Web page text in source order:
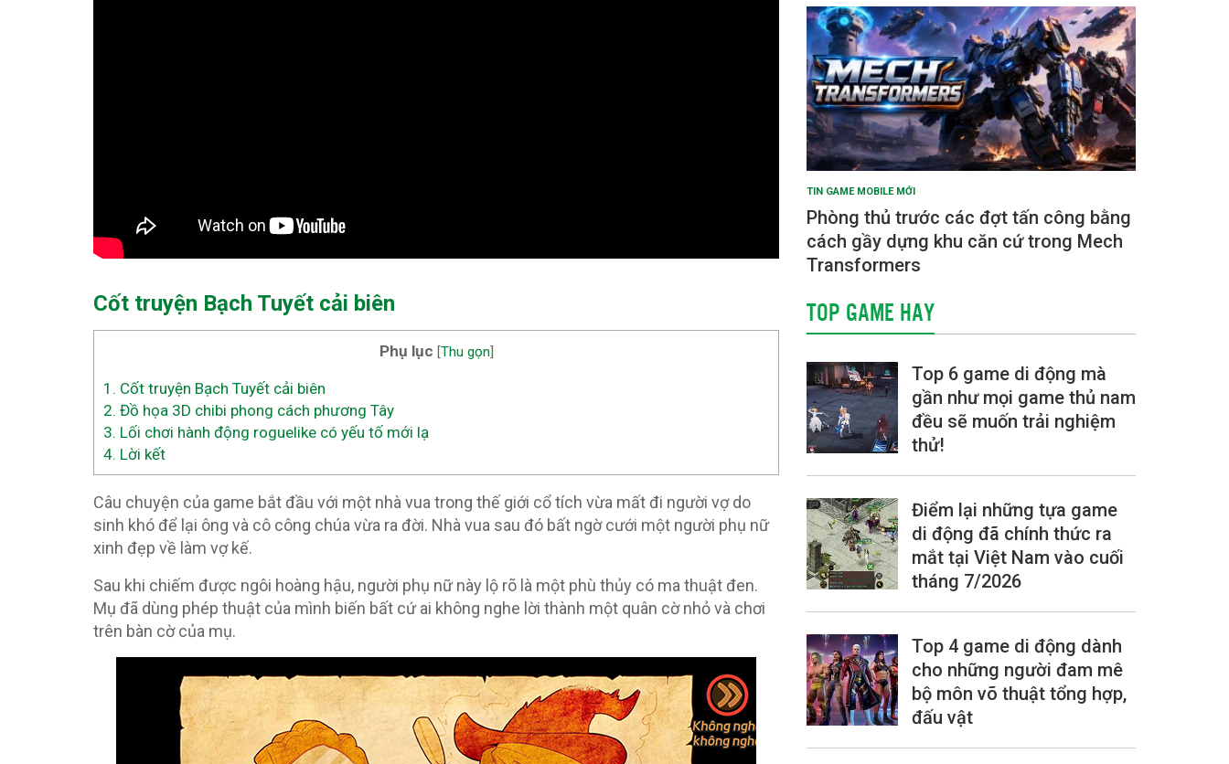
Cốt truyện Bạch Tuyết cải biên
Phụ lục [Thu gọn]
1. Cốt truyện Bạch Tuyết cải biên
2. Đồ họa 3D chibi phong cách phương Tây
3. Lối chơi hành động roguelike có yếu tố mới lạ
4. Lời kết
Câu chuyện của game bắt đầu với một nhà vua trong thế giới cổ tích vừa mất đi người vợ do
sinh khó để lại ông và cô công chúa vừa ra đời. Nhà vua sau đó bất ngờ cưới một người phụ nữ
xinh đẹp về làm vợ kế.
Sau khi chiếm được ngôi hoàng hậu, người phụ nữ này lộ rõ là một phù thủy có ma thuật đen.
Mụ đã dùng phép thuật của mình biến bất cứ ai không nghe lời thành một quân cờ nhỏ và chơi
trên bàn cờ của mụ.
TIN GAME MOBILE MỚI
Phòng thủ trước các đợt tấn công bằng
cách gầy dựng khu căn cứ trong Mech
Transformers
TOP GAME HAY
Top 6 game di động mà
gần như mọi game thủ nam
đều sẽ muốn trải nghiệm
thử!
Điểm lại những tựa game
di động đã chính thức ra
mắt tại Việt Nam vào cuối
tháng 7/2026
Top 4 game di động dành
cho những người đam mê
bộ môn võ thuật tổng hợp,
đấu vật